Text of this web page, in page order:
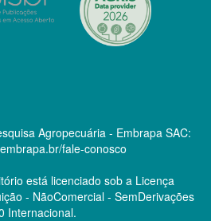
Agropecuária - Embrapa SAC:
fale-conosco
está licenciado sob a Licença
- NãoComercial - SemDerivações
Internacional.